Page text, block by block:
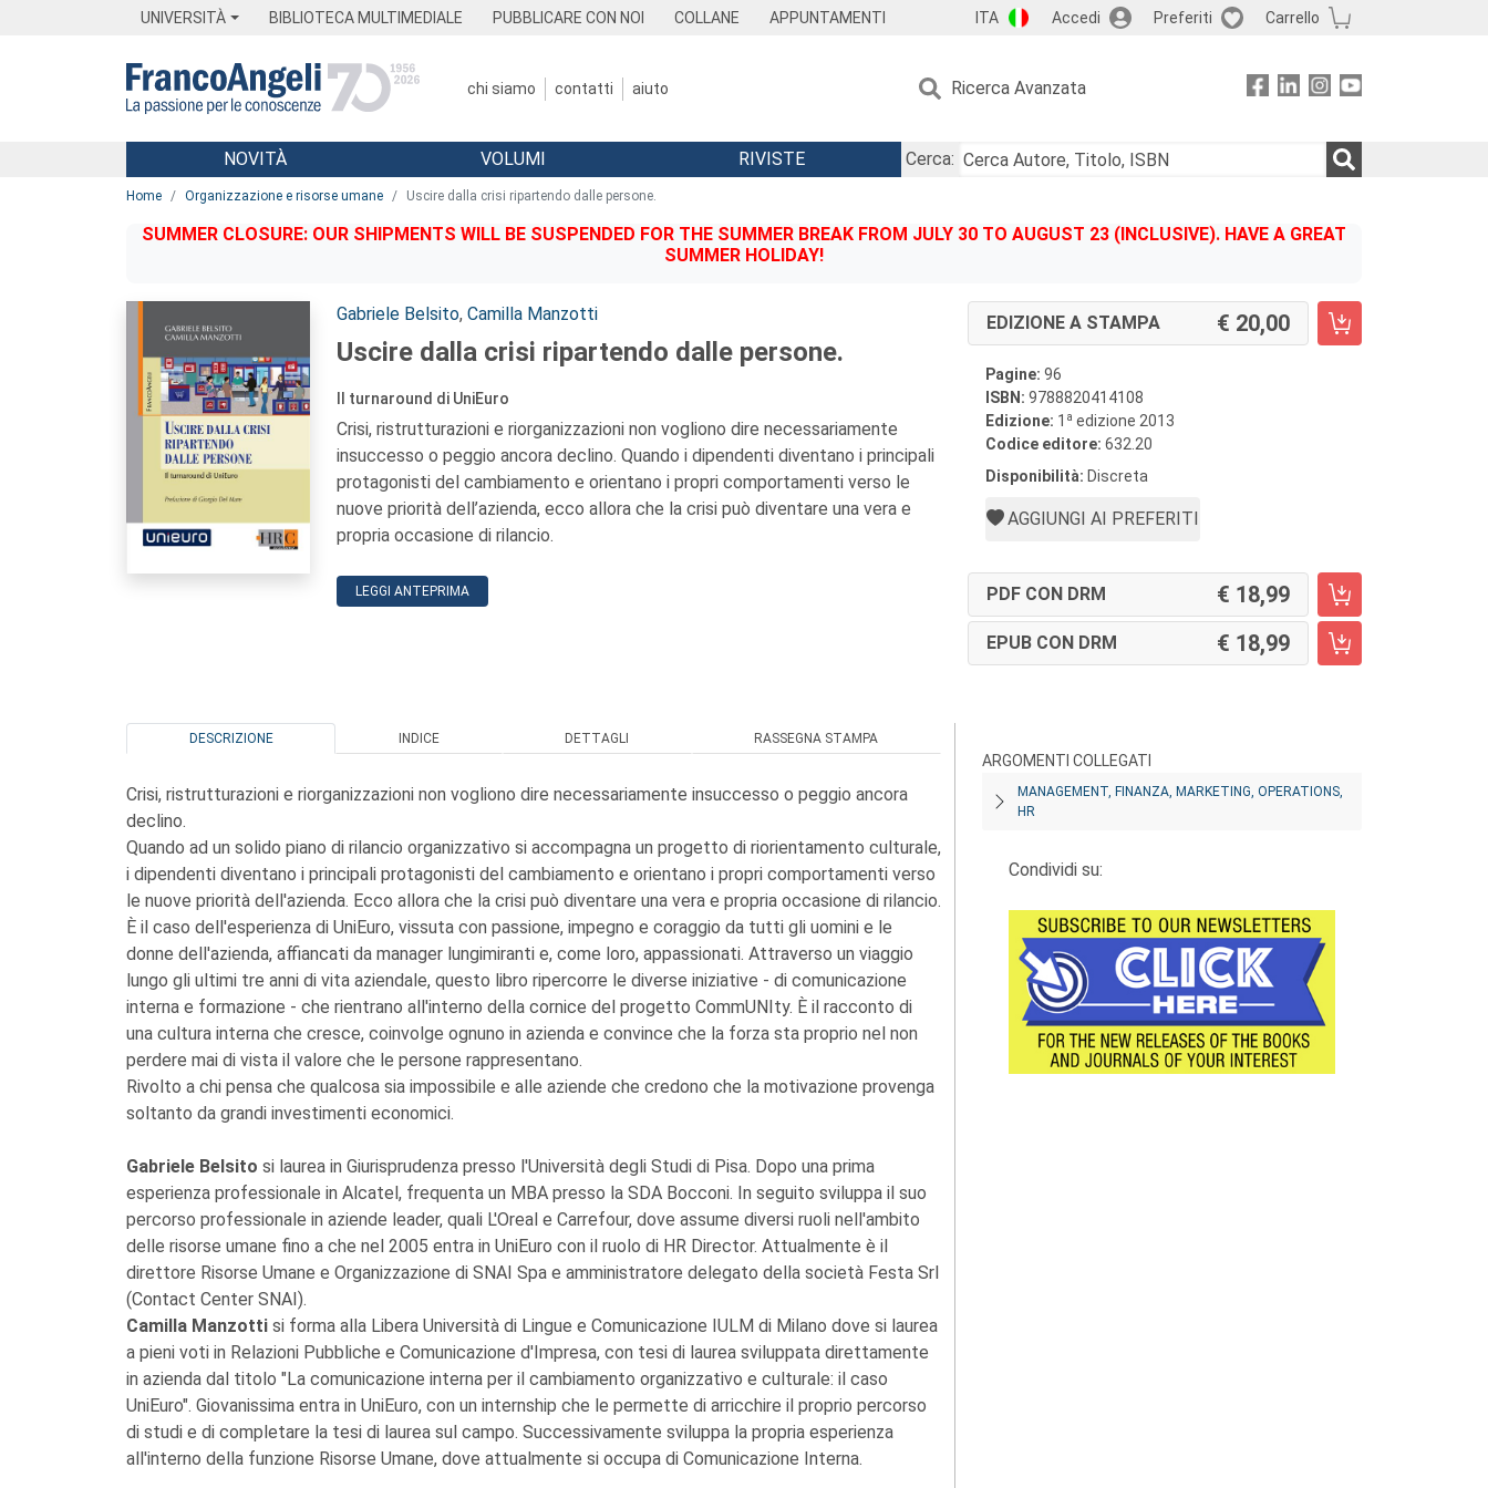
UNIVERSITÀ BIBLIOTECA MULTIMEDIALE PUBBLICARE CON NOI COLLANE APPUNTAMENTI ITA Accedi Preferiti Carrello
chi siamo contatti aiuto Ricerca Avanzata
Menu
NOVITÀ VOLUMI RIVISTE
Cerca:
Home Organizzazione e risorse umane Uscire dalla crisi ripartendo dalle persone.
SUMMER CLOSURE: OUR SHIPMENTS WILL BE SUSPENDED FOR THE SUMMER BREAK FROM JULY 30 TO AUGUST 23 (INCLUSIVE). HAVE A GREAT
SUMMER HOLIDAY!
Autori:
Gabriele Belsito, Camilla Manzotti
Uscire dalla crisi ripartendo dalle persone.
Il turnaround di UniEuro
Crisi, ristrutturazioni e riorganizzazioni non vogliono dire necessariamente
insuccesso o peggio ancora declino. Quando i dipendenti diventano i principali
protagonisti del cambiamento e orientano i propri comportamenti verso le
nuove priorità dell’azienda, ecco allora che la crisi può diventare una vera e
propria occasione di rilancio.
LEGGI ANTEPRIMA
EDIZIONE A STAMPA 20,00
Pagine: 96
ISBN: 9788820414108
Edizione: 1 a edizione 2013
Codice editore: 632.20
Disponibilità: Discreta
AGGIUNGI AI PREFERITI
PDF CON DRM 18,99
EPUB CON DRM 18,99
DESCRIZIONE INDICE DETTAGLI RASSEGNA STAMPA
Crisi, ristrutturazioni e riorganizzazioni non vogliono dire necessariamente insuccesso o peggio ancora
declino.
Quando ad un solido piano di rilancio organizzativo si accompagna un progetto di riorientamento culturale,
i dipendenti diventano i principali protagonisti del cambiamento e orientano i propri comportamenti verso
le nuove priorità dell'azienda. Ecco allora che la crisi può diventare una vera e propria occasione di rilancio.
È il caso dell'esperienza di UniEuro, vissuta con passione, impegno e coraggio da tutti gli uomini e le
donne dell'azienda, affiancati da manager lungimiranti e, come loro, appassionati. Attraverso un viaggio
lungo gli ultimi tre anni di vita aziendale, questo libro ripercorre le diverse iniziative - di comunicazione
interna e formazione - che rientrano all'interno della cornice del progetto CommUNIty. È il racconto di
una cultura interna che cresce, coinvolge ognuno in azienda e convince che la forza sta proprio nel non
perdere mai di vista il valore che le persone rappresentano.
Rivolto a chi pensa che qualcosa sia impossibile e alle aziende che credono che la motivazione provenga
soltanto da grandi investimenti economici.
Gabriele Belsito si laurea in Giurisprudenza presso l'Università degli Studi di Pisa. Dopo una prima
esperienza professionale in Alcatel, frequenta un MBA presso la SDA Bocconi. In seguito sviluppa il suo
percorso professionale in aziende leader, quali L'Oreal e Carrefour, dove assume diversi ruoli nell'ambito
delle risorse umane fino a che nel 2005 entra in UniEuro con il ruolo di HR Director. Attualmente è il
direttore Risorse Umane e Organizzazione di SNAI Spa e amministratore delegato della società Festa Srl
(Contact Center SNAI).
Camilla Manzotti si forma alla Libera Università di Lingue e Comunicazione IULM di Milano dove si laurea
a pieni voti in Relazioni Pubbliche e Comunicazione d'Impresa, con tesi di laurea sviluppata direttamente
in azienda dal titolo "La comunicazione interna per il cambiamento organizzativo e culturale: il caso
UniEuro". Giovanissima entra in UniEuro, con un internship che le permette di arricchire il proprio percorso
di studi e di completare la tesi di laurea sul campo. Successivamente sviluppa la propria esperienza
all'interno della funzione Risorse Umane, dove attualmente si occupa di Comunicazione Interna.
ARGOMENTI COLLEGATI
MANAGEMENT, FINANZA, MARKETING, OPERATIONS,
HR
Condividi su: